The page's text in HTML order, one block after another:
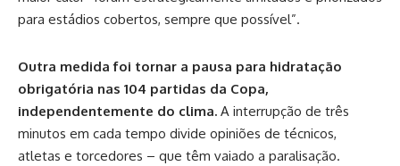
para estádios cobertos, sempre que possível”.
Outra medida foi tornar a pausa para hidratação
obrigatória nas 104 partidas da Copa,
independentemente do clima. A interrupção de três
minutos em cada tempo divide opiniões de técnicos,
atletas e torcedores – que têm vaiado a paralisação.